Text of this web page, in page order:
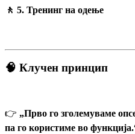
🚶 5. Тренинг на одење
🧠 Клучен принцип
👉 „Прво го зголемуваме
па го користиме во